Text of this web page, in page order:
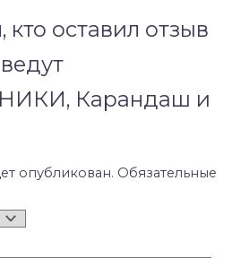
кто оставил отзыв
Карандаш и
опубликован. Обязательные